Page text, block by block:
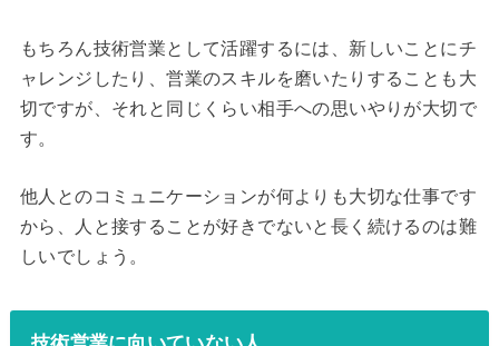
もちろん技術営業として活躍するには、新しいことにチ
ャレンジしたり、営業のスキルを磨いたりすることも大
切ですが、それと同じくらい相手への思いやりが大切で
す。
他人とのコミュニケーションが何よりも大切な仕事です
から、人と接することが好きでないと長く続けるのは難
しいでしょう。